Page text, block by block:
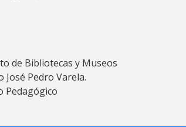
de Bibliotecas y Museos
Pedro Varela.
Pedagógico